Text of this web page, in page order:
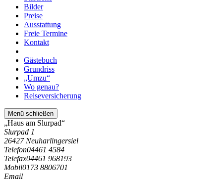
Bilder
Preise
Ausstattung
Freie Termine
Kontakt
Gästebuch
Grundriss
„Umzu“
Wo genau?
Reiseversicherung
Menü schließen
„Haus am Slurpad“
Slurpad 1
26427 Neuharlingersiel
Telefon04461 4584
Telefax04461 968193
Mobil0173 8806701
Email